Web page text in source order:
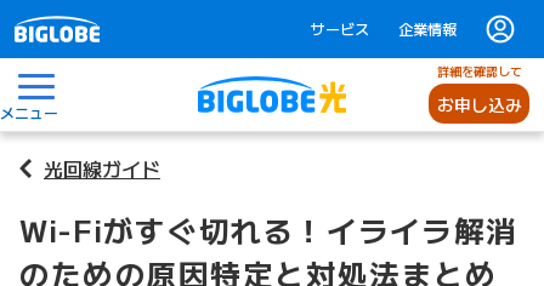
サービス 企業情報
メニュー
詳細を確認して
お申し込み
光回線ガイド
Wi-Fiがすぐ切れる！イライラ解消
のための原因特定と対処法まとめ